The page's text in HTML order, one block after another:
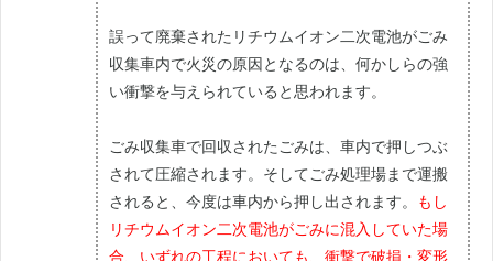
誤って廃棄されたリチウムイオン二次電池がごみ
収集車内で火災の原因となるのは、何かしらの強
い衝撃を与えられていると思われます。
ごみ収集車で回収されたごみは、車内で押しつぶ
されて圧縮されます。そしてごみ処理場まで運搬
されると、今度は車内から押し出されます。
もし
リチウムイオン二次電池がごみに混入していた場
合、いずれの工程においても、衝撃で破損・変形